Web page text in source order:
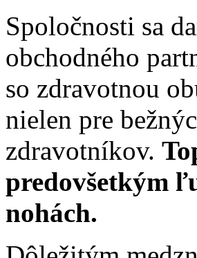
Spoločnosti sa
obchodného
so zdravotnou
nielen pre
zdravotníkov.
predovšetkým
nohách.